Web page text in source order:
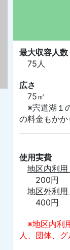
最大収容人数
75人
広さ
75㎡
※宍道湖１
の料金もか
使用実費
地区内利
200円
地区外利
400円
※地区内利
人、団体、